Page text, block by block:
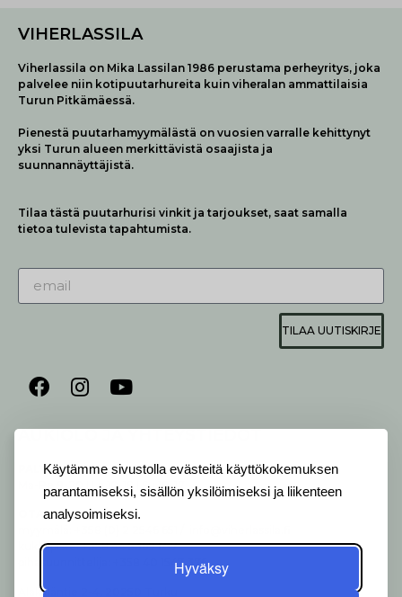
Käytämme sivustolla evästeitä käyttökokemuksen
parantamiseksi, sisällön yksilöimiseksi ja liikenteen
analysoimiseksi.
Hyväksy
VIHERLASSILA
Viherlassila on Mika Lassilan 1986 perustama perheyritys, joka
palvelee niin kotipuutarhureita kuin viheralan ammattilaisia
Turun Pitkämäessä.
Pienestä puutarhamyymälästä on vuosien varralle kehittynyt
yksi Turun alueen merkittävistä osaajista ja
suunnannäyttäjistä.
Tilaa tästä puutarhurisi vinkit ja tarjoukset, saat samalla
tietoa tulevista tapahtumista.
TILAA UUTISKIRJE
AUKIOLO JA YHTEYSTIEDOT
ALVELEMME:
Ma-Pe 9-20 I La 10-18 I Su 10-17
OTA YHTEYTTÄ:
kukkapiste: +358 44 5369 657
pihasuunnittelija: +358 40 1547 376
Alakyläntie 2-4, 20250 Turku